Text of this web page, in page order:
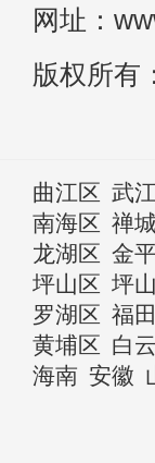
网址：
版权所有
曲江区 武
南海区 禅
龙湖区 金
坪山区 坪
罗湖区 福
黄埔区 白
海南 安徽